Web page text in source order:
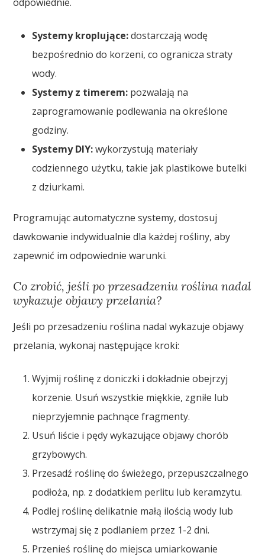
Systemy kroplujące:dostarczają wodę
bezpośrednio do korzeni, co ogranicza straty
wody.
Systemy z timerem: pozwalają na
zaprogramowanie podlewania na określone
godziny.
Systemy DIY:wykorzystują materiały
codziennego użytku, takie jak plastikowe butelki
z dziurkami.
Programując automatyczne systemy, dostosuj
dawkowanie indywidualnie dla każdej rośliny, aby
zapewnić im odpowiednie warunki.
Co zrobić, jeśli po przesadzeniu roślina nadal
wykazuje objawy przelania?
Jeśli po przesadzeniu roślina nadal wykazuje objawy
przelania, wykonaj następujące kroki:
Wyjmij roślinę z doniczki i dokładnie obejrzyj
korzenie. Usuń wszystkie miękkie, zgniłe lub
nieprzyjemnie pachnące fragmenty.
Usuń liście i pędy wykazujące objawy chorób
grzybowych.
Przesadź roślinę do świeżego, przepuszczalnego
podłoża, np. z dodatkiem perlitu lub keramzytu.
Podlej roślinę delikatnie małą ilością wody lub
wstrzymaj się z podlaniem przez 1-2 dni.
Przenieś roślinę do miejsca umiarkowanie